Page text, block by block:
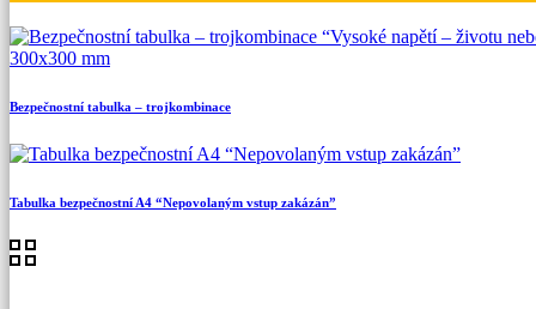
Bezpečnostní tabulka – trojkombinace
Tabulka bezpečnostní A4 “Nepovolaným vstup zakázán”